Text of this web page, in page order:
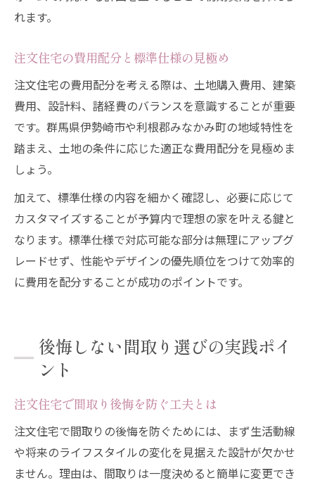
れます。
注文住宅の費用配分と標準仕様の見極め
注文住宅の費用配分を考える際は、土地購入費用、建築
費用、設計料、諸経費のバランスを意識することが重要
です。群馬県伊勢崎市や利根郡みなかみ町の地域特性を
踏まえ、土地の条件に応じた適正な費用配分を見極めま
しょう。
加えて、標準仕様の内容を細かく確認し、必要に応じて
カスタマイズすることが予算内で理想の家を叶える鍵と
なります。標準仕様で対応可能な部分は無理にアップグ
レードせず、性能やデザインの優先順位をつけて効率的
に費用を配分することが成功のポイントです。
後悔しない間取り選びの実践ポイ
ント
注文住宅で間取り後悔を防ぐ工夫とは
注文住宅で間取りの後悔を防ぐためには、まず生活動線
や将来のライフスタイルの変化を見据えた設計が欠かせ
ません。理由は、間取りは一度決めると簡単に変更でき